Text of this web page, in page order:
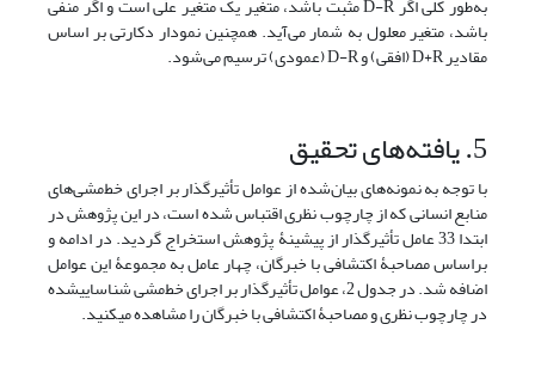
به‌طور کلی اگر D-R مثبت باشد، متغیر یک متغیر علّی است و اگر منفی
باشد، متغیر معلول به شمار می‌آید. همچنین نمودار دکارتی بر اساس
مقادیر D+R (افقی) و D-R (عمودی) ترسیم می‌شود.
5. یافته‌های تحقیق
با توجه به نمونه‌های بیان‌شده از عوامل تأثیرگذار بر اجرای خط‌مشی‌های
منابع انسانی که از چارچوب نظری اقتباس شده‎ است، در این پژوهش در
ابتدا 33 عامل تأثیرگذار از پیشینۀ پژوهش استخراج گردید. در ادامه و
براساس مصاحبۀ اکتشافی با خبرگان، چهار عامل به مجموعۀ این عوامل
اضافه شد. در جدول 2، عوامل تأثیرگذار بر اجرای خط‌مشی شناسایی‏شده
در چارچوب نظری و مصاحبۀ اکتشافی با خبرگان را مشاهده می‎کنید.